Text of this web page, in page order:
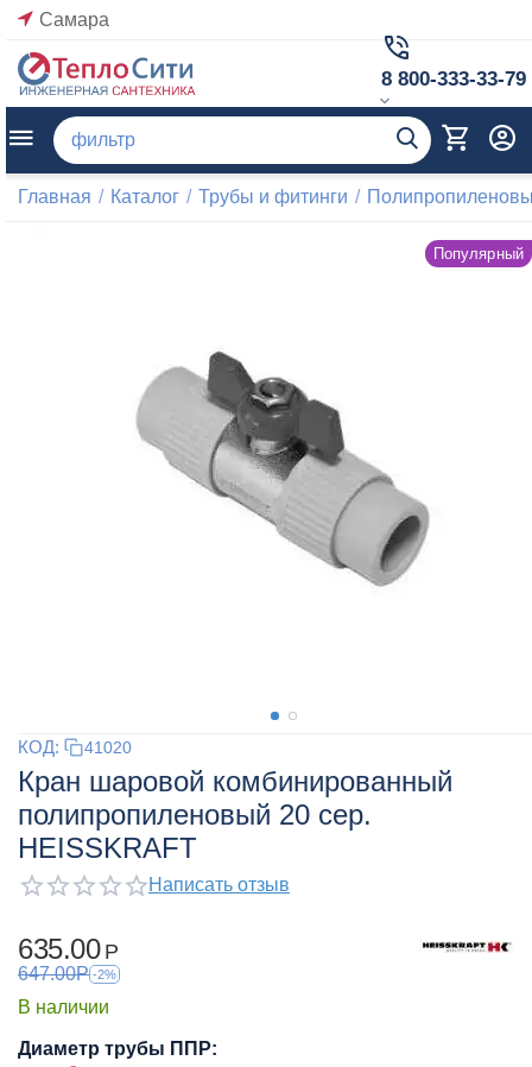
Самара
8 800-333-33-79
Главная / Каталог / Трубы и фитинги /
Популярный
КОД: 41020
Кран шаровой комбинированный
полипропиленовый 20 сер.
HEISSKRAFT
Написать отзыв
635.00 Р
647.00Р -2%
В наличии
Диаметр трубы ППР: